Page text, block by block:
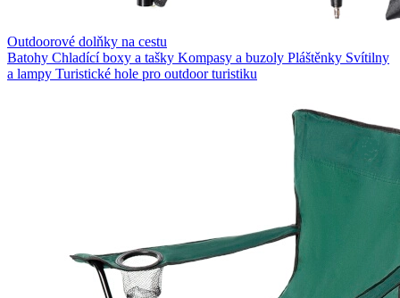
Outdoorové dolňky na cestu
Batohy Chladící boxy a tašky Kompasy a buzoly Pláštěnky Svítilny
a lampy Turistické hole pro outdoor turistiku